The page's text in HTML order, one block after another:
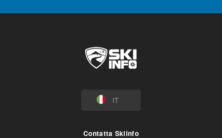
IT
Contatta Skiinfo